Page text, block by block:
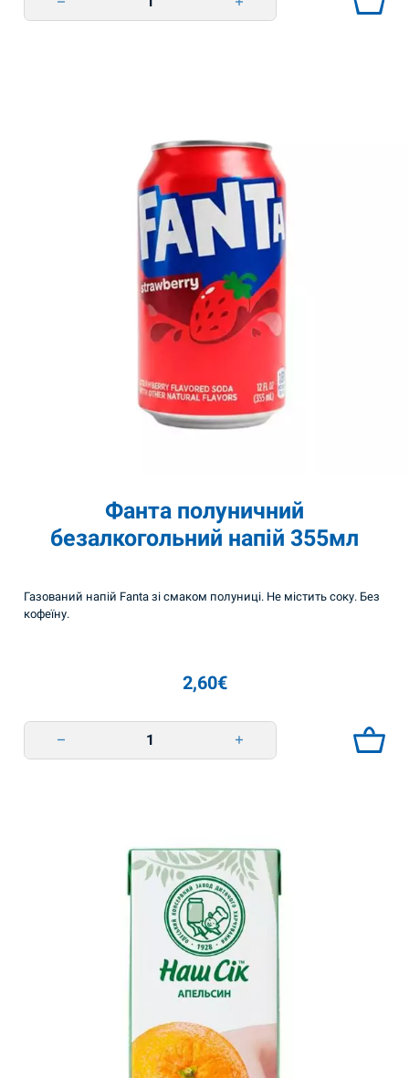
Фанта полуничний
безалкогольний напій 355мл
Газований напій Fanta зі смаком полуниці. Не містить соку. Без
кофеїну.
2,60€
Фанта полуничний безалкогольний напій 355мл quantity